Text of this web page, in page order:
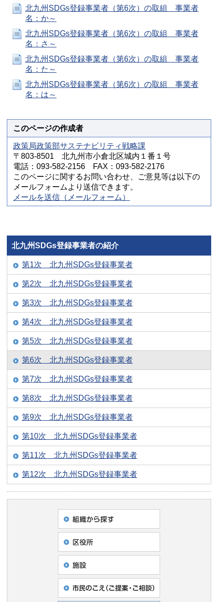
北九州SDGs登録事業者（第6次）の取組 事業者
名：か～
北九州SDGs登録事業者（第6次）の取組 事業者
名：さ～
北九州SDGs登録事業者（第6次）の取組 事業者
名：た～
北九州SDGs登録事業者（第6次）の取組 事業者
名：は～
このページの作成者
政策局政策部サステナビリティ戦略課
〒803-8501 北九州市小倉北区城内１番１号
電話：093-582-2156 FAX：093-582-2176
このページに関するお問い合わせ、ご意見等は以下の
メールフォームより送信できます。
メールを送信（メールフォーム）
北九州SDGs登録事業者の紹介
第1次 北九州SDGs登録事業者
第2次 北九州SDGs登録事業者
第3次 北九州SDGs登録事業者
第4次 北九州SDGs登録事業者
第5次 北九州SDGs登録事業者
第6次 北九州SDGs登録事業者
第7次 北九州SDGs登録事業者
第8次 北九州SDGs登録事業者
第9次 北九州SDGs登録事業者
第10次 北九州SDGs登録事業者
第11次 北九州SDGs登録事業者
第12次 北九州SDGs登録事業者